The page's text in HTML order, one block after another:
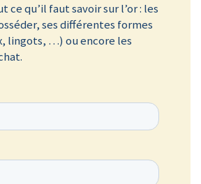
ce qu’il faut savoir sur l’or : les
ses différentes formes
lingots, …) ou encore les